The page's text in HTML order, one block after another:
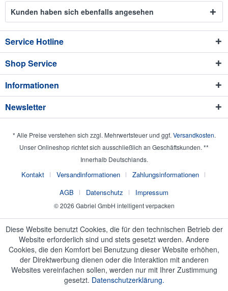
Kunden haben sich ebenfalls angesehen
Service Hotline
Shop Service
Informationen
Newsletter
* Alle Preise verstehen sich zzgl. Mehrwertsteuer und ggf. Versandkosten.
Unser Onlineshop richtet sich ausschließlich an Geschäftskunden. **
Innerhalb Deutschlands.
Kontakt Versandinformationen
Zahlungsinformationen
AGB
Datenschutz Impressum
© 2026 Gabriel GmbH intelligent verpacken
Diese Website benutzt Cookies, die für den technischen Betrieb der
Website erforderlich sind und stets gesetzt werden. Andere
Cookies, die den Komfort bei Benutzung dieser Website erhöhen,
der Direktwerbung dienen oder die Interaktion mit anderen
Websites vereinfachen sollen, werden nur mit Ihrer Zustimmung
gesetzt. Datenschutzerklärung.